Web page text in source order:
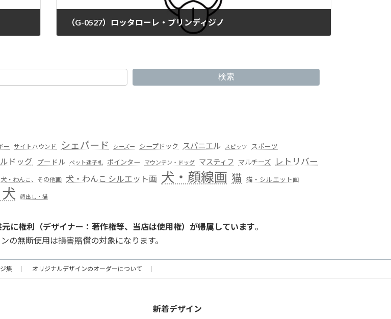
（G-0527）ロッタローレ・ブリンディジノ
検索
ー サイトハウンド シェパード シーズー シープドック スパニエル スピッツ スポーツ
ドッグ プードル ペット迷子札 ポインター マウンテン・ドッグ マスティフ マルチーズ レトリバー
犬・わんこ、その他画 犬・わんこ シルエット画 犬・顔線画 猫 猫・シルエット画
顔出し・猫
に権利（デザイナー：著作権等、当店は使用権）が帰属しています。
の無断使用は損害賠償の対象になります。
集 オリジナルデザインのオーダーについて
新着デザイン